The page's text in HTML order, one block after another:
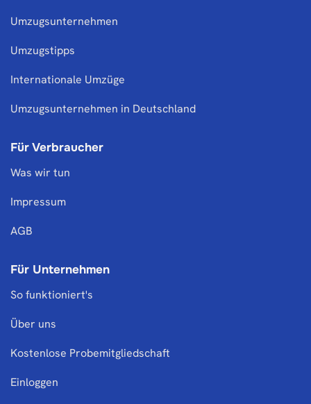
Umzugsunternehmen
Umzugstipps
Internationale Umzüge
Umzugsunternehmen in Deutschland
Für Verbraucher
Was wir tun
Impressum
AGB
Für Unternehmen
So funktioniert's
Über uns
Kostenlose Probemitgliedschaft
Einloggen